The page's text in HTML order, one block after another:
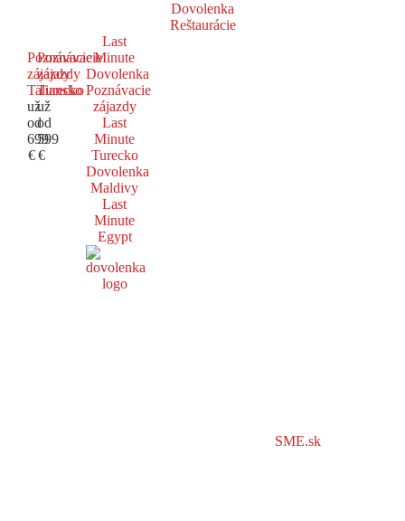
Dovolenka
Reštaurácie
Poznávacie
zájazdy
Taliansko
už
od
699
€
Poznávacie
zájazdy
Turecko
už
od
599
€
Last
Minute
Dovolenka
Poznávacie
zájazdy
Last
Minute
Turecko
Dovolenka
Maldivy
Last
Minute
Egypt
SME.sk